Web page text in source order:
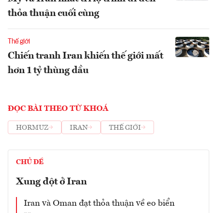
thỏa thuận cuối cùng
Thế giới
Chiến tranh Iran khiến thế giới mất
hơn 1 tỷ thùng dầu
ĐỌC BÀI THEO TỪ KHOÁ
HORMUZ IRAN THẾ GIỚI
CHỦ ĐỀ
Xung đột ở Iran
Iran và Oman đạt thỏa thuận về eo biển